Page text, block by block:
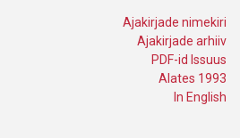
Ajakirjade nimekiri
Ajakirjade arhiiv
PDF-id Issuus
Alates 1993
In English